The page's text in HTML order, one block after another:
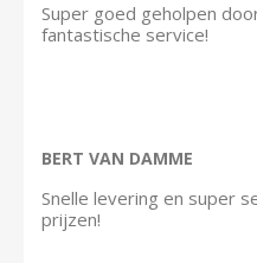
Super goed geholpen
fantastische service!
BERT VAN DAMME
Snelle levering en super
prijzen!